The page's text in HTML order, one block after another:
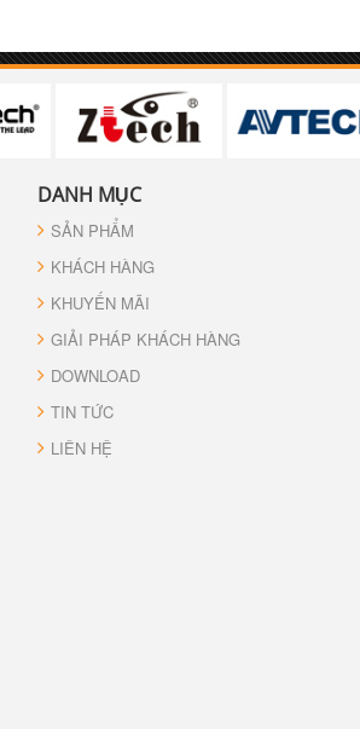
DANH MỤC
SẢN PHẨM
KHÁCH HÀNG
KHUYẾN MÃI
GIẢI PHÁP KHÁCH HÀNG
DOWNLOAD
TIN TỨC
LIÊN HỆ